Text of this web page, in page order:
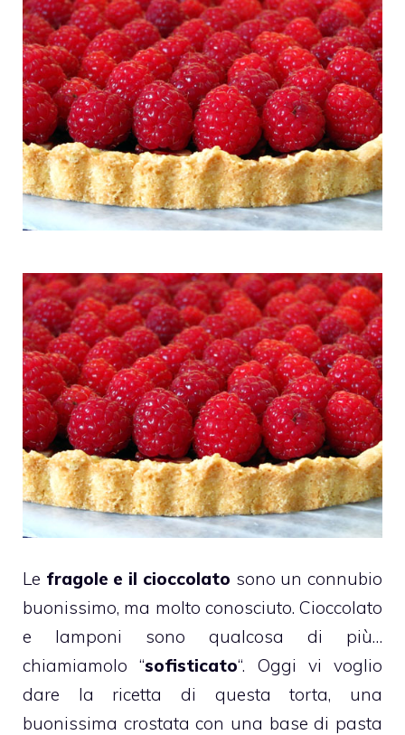
Le fragole e il cioccolato sono un connubio
buonissimo, ma molto conosciuto. Cioccolato
e lamponi sono qualcosa di più…
chiamiamolo “sofisticato“. Oggi vi voglio
dare la ricetta di questa torta, una
buonissima crostata con una base di pasta